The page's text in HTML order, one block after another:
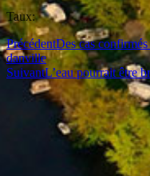
Taux:
PrécédentDes cas
danville
SuivantL’eau pourrait être